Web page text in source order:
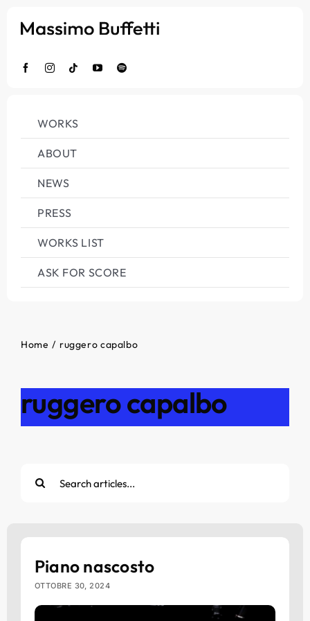
WORKS
ABOUT
NEWS
PRESS
WORKS LIST
ASK FOR SCORE
ruggero capalbo
Home ruggero capalbo
per:
Piano nascosto
OTTOBRE 30, 2024